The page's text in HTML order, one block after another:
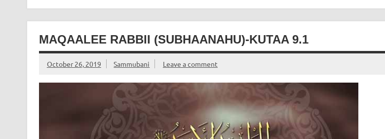
MAQAALEE RABBII (SUBHAANAHU)-KUTAA 9.1
October 26, 2019 Sammubani Leave a comment